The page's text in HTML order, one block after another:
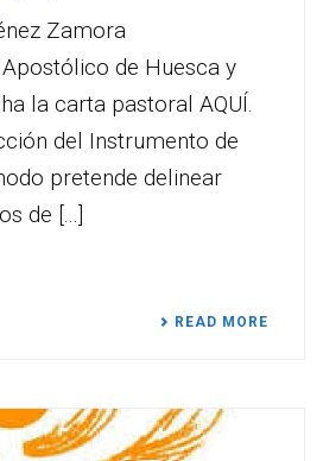
Zamora
de Huesca y
la carta pastoral AQUÍ.
del Instrumento de
pretende delinear
de [...]
READ MORE